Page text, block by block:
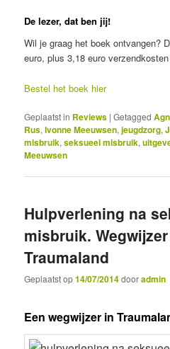
De lezer, dat ben jij!
Wil je graag het boek ontvangen?
euro, plus 3,18 euro
Bestel het boek hier
Geplaatst in Reviews |Getagged
Rus,Ivonne Meeuwsen,jeugdzorg,
misbruik,seksueel misbruik,
Meeuwsen
Hulpverlening na
misbruik.
Traumaland
Geplaatst op14/07/2014dooradmin
Een wegwijzer in